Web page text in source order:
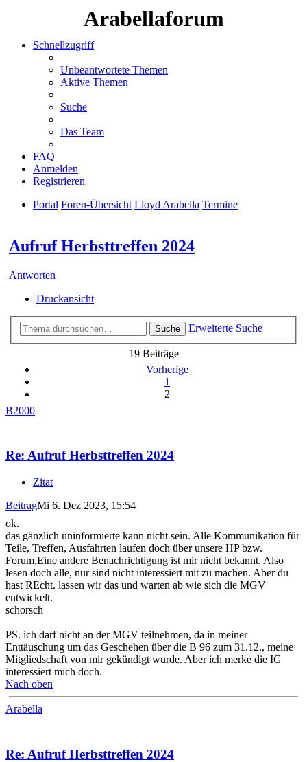
Arabellaforum
Schnellzugriff
Unbeantwortete Themen
Aktive Themen
Suche
Das Team
FAQ
Anmelden
Registrieren
Portal Foren-Übersicht Lloyd Arabella Termine
Aufruf Herbsttreffen 2024
Antworten
Druckansicht
Suche Erweiterte Suche
19 Beiträge
Vorherige
1
2
B2000
Re: Aufruf Herbsttreffen 2024
Zitat
BeitragMi 6. Dez 2023, 15:54
ok.
das gänzlich uninformierte kann nicht sein. Alle Kommunikation für
Teile, Treffen, Ausfahrten laufen doch über unsere HP bzw.
Forum.Eine andere Benachrichtigung ist mir nicht bekannt. Also
lesen doch alle, nur sind nicht interessiert mit zu machen. Aber du
hast REcht. lassen wir das und warten ab wie sich die MGV
entwickelt.
schorsch
PS. ich darf nicht an der MGV teilnehmen, da in meiner
Enttäuschung um das Geschehen über die B 96 zum 31.12., meine
Mitgliedschaft von mir gekündigt wurde. Aber ich merke die IG
interessiert mich doch.
Nach oben
Arabella
Re: Aufruf Herbsttreffen 2024